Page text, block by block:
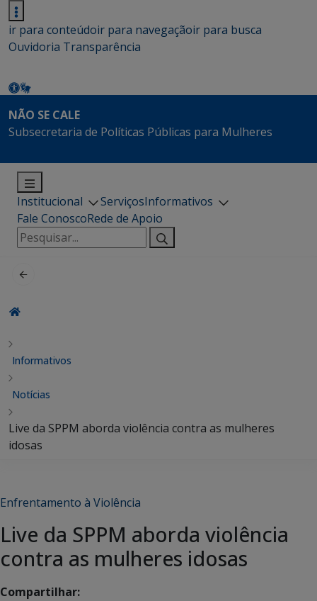
ir para conteúdoir para navegaçãoir para busca
Ouvidoria Transparência
NÃO SE CALE
Subsecretaria de Políticas Públicas para Mulheres
Institucional ServiçosInformativos
Fale ConoscoRede de Apoio
Pesquisar
por:
Informativos
Notícias
Live da SPPM aborda violência contra as mulheres
idosas
Enfrentamento à Violência
Live da SPPM aborda violência
contra as mulheres idosas
Compartilhar: